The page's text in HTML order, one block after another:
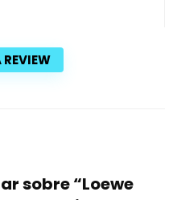
REVIEW
sobre “Loewe